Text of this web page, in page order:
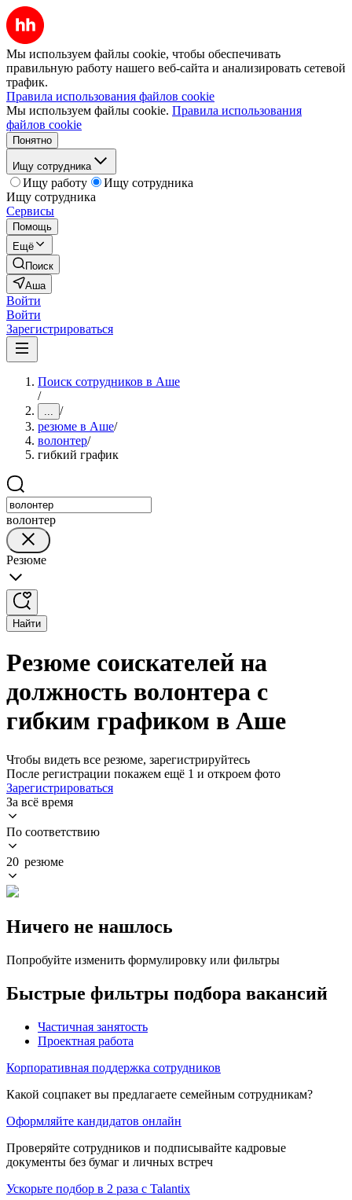
Мы используем файлы cookie, чтобы обеспечивать
правильную работу нашего веб-сайта и анализировать сетевой
трафик.
Правила использования файлов cookie
Мы используем файлы cookie. Правила использования
файлов cookie
Понятно
Ищу сотрудника
Ищу работу
Ищу сотрудника
Ищу сотрудника
Сервисы
Помощь
Ещё
Поиск
Аша
Войти
Войти
Зарегистрироваться
Поиск сотрудников в Аше
/
... /
резюме в Аше/
волонтер/
гибкий график
волонтер
Резюме
Найти
Резюме соискателей на
должность волонтера с
гибким графиком в Аше
Чтобы видеть все резюме, зарегистрируйтесь
После регистрации покажем ещё 1 и откроем фото
Зарегистрироваться
За всё время
По соответствию
20 резюме
Ничего не нашлось
Попробуйте изменить формулировку или фильтры
Быстрые фильтры подбора вакансий
Частичная занятость
Проектная работа
Корпоративная поддержка сотрудников
Какой соцпакет вы предлагаете семейным сотрудникам?
Оформляйте кандидатов онлайн
Проверяйте сотрудников и подписывайте кадровые
документы без бумаг и личных встреч
Ускорьте подбор в 2 раза с Talantix